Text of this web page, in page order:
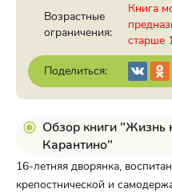
Возрастные
ограничения:
Книга
старше
Поделиться:
Обзор книги "Жизнь
Карантино"
16-летняя дворянка,
крепостнической и